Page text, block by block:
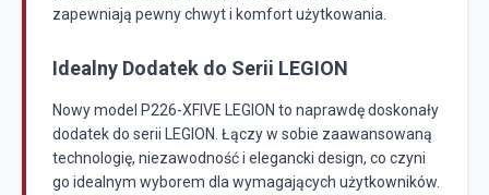
zapewniają pewny chwyt i komfort użytkowania.
Idealny Dodatek do Serii LEGION
Nowy model P226-XFIVE LEGION to naprawdę doskonały
dodatek do serii LEGION. Łączy w sobie zaawansowaną
technologię, niezawodność i elegancki design, co czyni
go idealnym wyborem dla wymagających użytkowników.